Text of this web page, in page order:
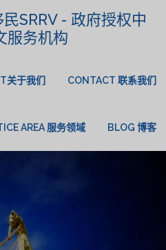
SRRV - 政府授权中
服务机构
关于我们 CONTACT 联系我们
AREA 服务领域 BLOG 博客